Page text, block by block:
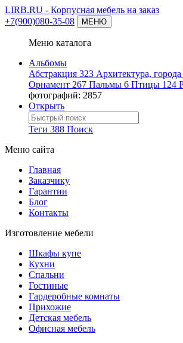
LIRB.RU - Корпусная мебель на заказ
+7(900)080-35-08
МЕНЮ
Меню каталога
Альбомы
Абстракция 323 Архитектура, города
Орнамент 267 Пальмы 6 Птицы 124
фотографий: 2857
Открыть
Теги 388 Поиск
Меню сайта
Главная
Заказчику
Гарантии
Блог
Контакты
Изготовление мебели
Шкафы купе
Кухни
Спальни
Гостиные
Гардеробные комнаты
Прихожие
Детская мебель
Офисная мебель